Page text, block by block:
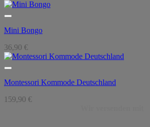
Mini Bongo
36,90 €
Montessori Kommode Deutschland
159,90 €